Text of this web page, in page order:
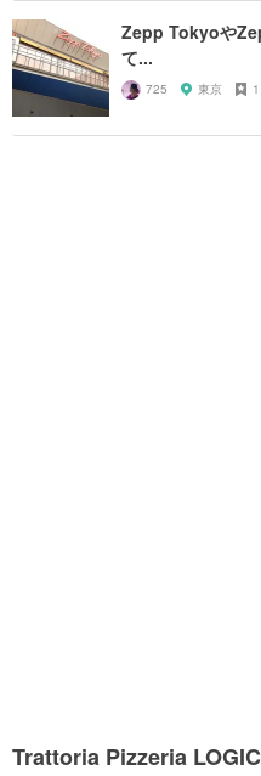
Zepp Tokyoや
て...
725 東京 1
Trattoria Pizzeria